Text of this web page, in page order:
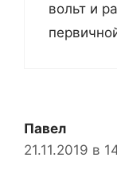
вольт и
Павел
21.11.2019 в